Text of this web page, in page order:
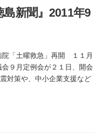
新聞』2011年9
院「土曜救急」再開 １１月
９月定例会が２１日、開会
対策や、中小企業支援など